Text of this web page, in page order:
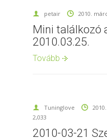
petair 2010.
Mini találkozó
2010.03.25.
Tovább
Tuninglove
2,033
2010-03-21